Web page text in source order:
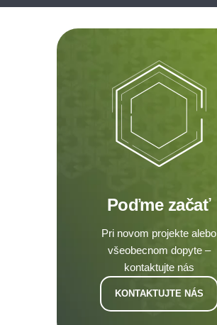
Poďme začať
Pri novom projekte alebo
všeobecnom dopyte –
kontaktujte nás
KONTAKTUJTE NÁS